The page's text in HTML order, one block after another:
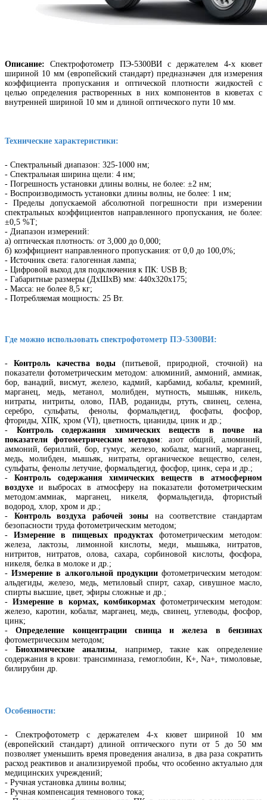
Описание: Спектрофотометр ПЭ-5300ВИ с держателем 4-х кювет
шириной 10 мм (европейский стандарт) предназначен для измерения
коэффициента пропускания и оптической плотности жидкостей с
целью определения растворенных в них компонентов в кюветах с
внутренней шириной 10 мм и длиной оптического пути 10 мм.
Технические характеристики:
- Спектральный диапазон: 325-1000 нм;
- Спектральная ширина щели: 4 нм;
- Погрешность установки длины волны, не более: ±2 нм;
- Воспроизводимость установки длины волны, не более: 1 нм;
- Пределы допускаемой абсолютной погрешности при измерении
спектральных коэффициентов направленного пропускания, не более:
±0,5 %Т;
- Диапазон измерений:
а) оптическая плотность: от 3,000 до 0,000;
б) коэффициент направленного пропускания: от 0,0 до 100,0%;
- Источник света: галогенная лампа;
- Цифровой выход для подключения к ПК: USB B;
- Габаритные размеры (ДхШхВ) мм: 440х320х175;
- Масса: не более 8,5 кг;
- Потребляемая мощность: 25 Вт.
Где можно использовать спектрофотометр ПЭ-5300ВИ:
-Контроль качества воды (питьевой, природной, сточной) на
показатели фотометрическим методом: алюминий, аммоний, аммиак,
бор, ванадий, висмут, железо, кадмий, карбамид, кобальт, кремний,
марганец, медь, метанол, молибден, мутность, мышьяк, никель,
нитраты, нитриты, олово, ПАВ, роданиды, ртуть, свинец, селена,
серебро, сульфаты, фенолы, формальдегид, фосфаты, фосфор,
фториды, ХПК, хром (VI), цветность, цианиды, цинк и др.;
- Контроль содержания химических веществ в почве на
показатели фотометрическим методом: азот общий, алюминий,
аммоний, бериллий, бор, гумус, железо, кобальт, магний, марганец,
медь, молибден, мышьяк, нитраты, органическое вещество, селен,
сульфаты, фенолы летучие, формальдегид, фосфор, цинк, сера и др.;
-Контроль содержания химических веществ в атмосферном
воздухе и выбросах в атмосферу на показатели фотометрическим
методом:аммиак, марганец, никеля, формальдегида, фтористый
водород, хлор, хром и др.;
- Контроль воздуха рабочей зонына соответствие стандартам
безопасности труда фотометрическим методом;
-Измерение в пищевых продуктахфотометрическим методом:
железа, лактозы, лимонной кислоты, меди, мышьяка, нитратов,
нитритов, нитратов, олова, сахара, сорбиновой кислоты, фосфора,
никеля, белка в молоке и др.;
-Измерение в алкогольной продукциифотометрическим методом:
альдегиды, железо, медь, метиловый спирт, сахар, сивушное масло,
спирты высшие, цвет, эфиры сложные и др.;
-Измерение в кормах, комбикормахфотометрическим методом:
железо, каротин, кобальт, марганец, медь, свинец, углеводы, фосфор,
цинк;
-Определение концентрации свинца и железа в бензинах
фотометрическим методом;
- Биохимические анализы, например, такие как определение
содержания в крови: трансиминаза, гемоглобин, К+, Na+, тимоловые,
билирубин др.
Особенности:
- Спектрофотометр с держателем 4-х кювет шириной 10 мм
(европейский стандарт) длиной оптического пути от 5 до 50 мм
позволяет уменьшить время проведения анализа, в два раза сократить
расход реактивов и анализируемой пробы, что особенно актуально для
медицинских учреждений;
- Ручная установка длины волны;
- Ручная компенсация темнового тока;